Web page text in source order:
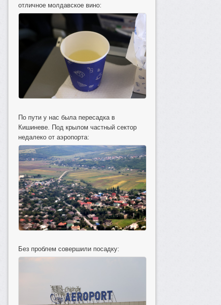
отличное молдавское вино:
По пути у нас была пересадка в
Кишиневе. Под крылом частный сектор
недалеко от аэропорта:
Без проблем совершили посадку: